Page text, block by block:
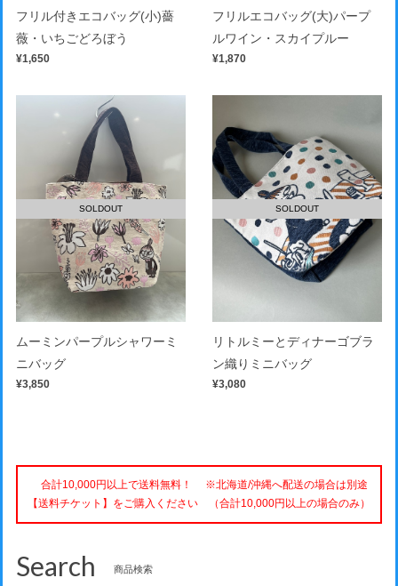
フリル付きエコバッグ(小)薔
薇・いちごどろぼう
¥1,650
フリルエコバッグ(大)パープ
ルワイン・スカイプルー
¥1,870
SOLDOUT
ムーミンパープルシャワーミ
ニバッグ
¥3,850
SOLDOUT
リトルミーとディナーゴブラ
ン織りミニバッグ
¥3,080
合計10,000円以上で送料無料！ ※北海道/沖縄へ配送の場合は別途
【送料チケット】をご購入ください （合計10,000円以上の場合のみ）
Search 商品検索